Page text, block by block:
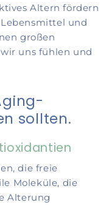
Altern fördern
und
großen
uns fühlen und
sollten.
die freie
Moleküle, die
Alterung